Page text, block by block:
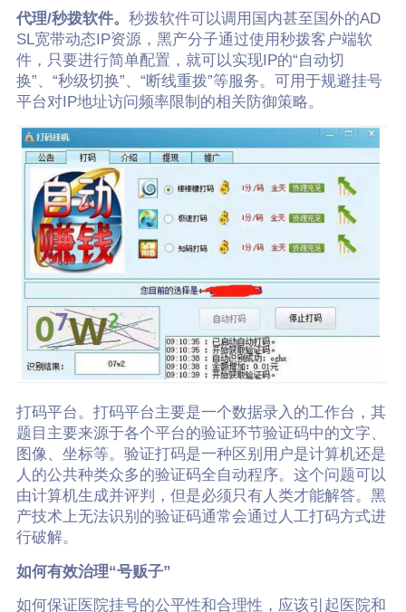
代理/秒拨软件。 秒拨软件可以调用国内甚至国外的AD
SL宽带动态IP资源，黑产分子通过使用秒拨客户端软
件，只要进行简单配置，就可以实现IP的“自动切
换”、“秒级切换”、“断线重拨”等服务。可用于规避挂号
平台对IP地址访问频率限制的相关防御策略。
打码平台。打码平台主要是一个数据录入的工作台，其
题目主要来源于各个平台的验证环节验证码中的文字、
图像、坐标等。验证打码是一种区别用户是计算机还是
人的公共种类众多的验证码全自动程序。这个问题可以
由计算机生成并评判，但是必须只有人类才能解答。黑
产技术上无法识别的验证码通常会通过人工打码方式进
行破解。
如何有效治理“号贩子”
如何保证医院挂号的公平性和合理性，应该引起医院和